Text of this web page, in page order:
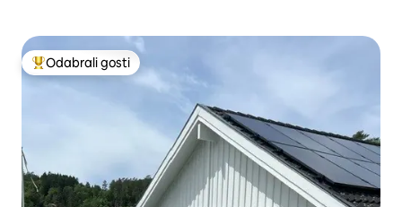
Među najviše rangiranima s oznakom „Odabrali gosti”
Odabrali gosti